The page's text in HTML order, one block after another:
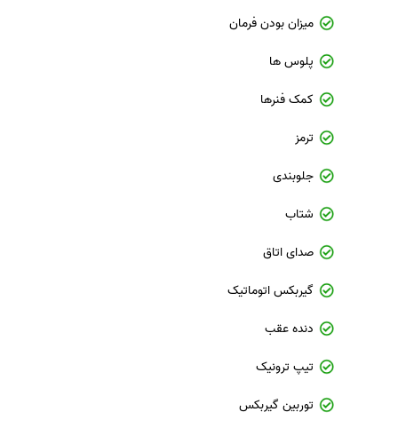
میزان بودن فرمان
پلوس ها
کمک فنرها
ترمز
جلوبندی
شتاب
صدای اتاق
گیربکس اتوماتیک
دنده عقب
تیپ ترونیک
توربین گیربکس